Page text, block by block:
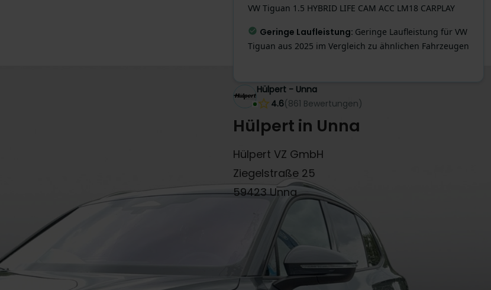
VW Tiguan 1.5 HYBRID LIFE CAM ACC LM18 CARPLAY
Geringe Laufleistung: Geringe Laufleistung für VW
Tiguan aus 2025 im Vergleich zu ähnlichen Fahrzeugen
Effizienter Antrieb: Geringer Verbrauch von 1.5
l/100km
Hülpert - Unna
4.6(861 Bewertungen)
Hülpert in Unna
Hülpert VZ GmbH
Ziegelstraße 25
59423 Unna